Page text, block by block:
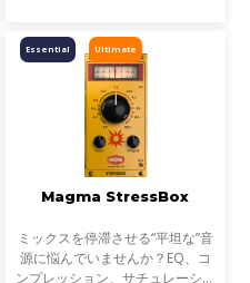
し、完成済みのミックス、サンプ
ル、ループ素材を瞬時に解
Ultimate
Essential
Magma StressBox
ミックスを停滞させる“平坦な”音
源に悩んでいませんか？EQ、コ
ンプレッション、サチュレーショ